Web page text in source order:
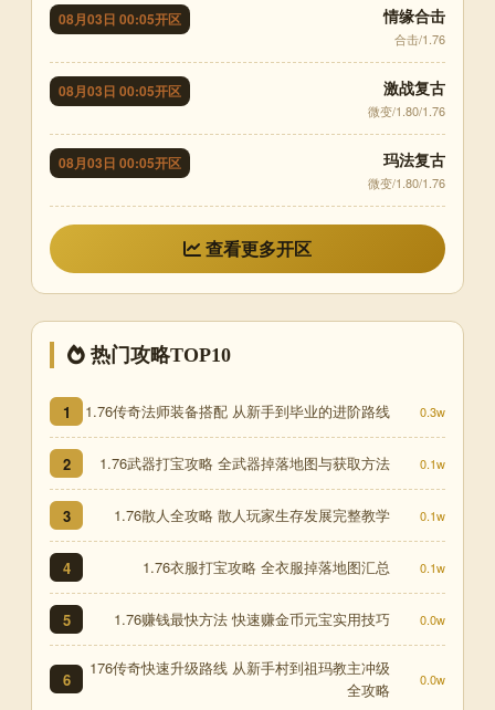
08月03日 00:05开区 情缘合击
合击/1.76
08月03日 00:05开区 激战复古
微变/1.80/1.76
08月03日 00:05开区 玛法复古
微变/1.80/1.76
查看更多开区
热门攻略TOP10
1 1.76传奇法师装备搭配 从新手到毕业的进阶路线 0.3w
2 1.76武器打宝攻略 全武器掉落地图与获取方法 0.1w
3 1.76散人全攻略 散人玩家生存发展完整教学 0.1w
4 1.76衣服打宝攻略 全衣服掉落地图汇总 0.1w
5 1.76赚钱最快方法 快速赚金币元宝实用技巧 0.0w
6
176传奇快速升级路线 从新手村到祖玛教主冲级
全攻略
0.0w